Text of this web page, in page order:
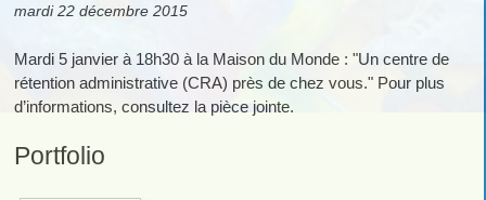
mardi 22 décembre 2015
Mardi 5 janvier à 18h30 à la Maison du Monde : "Un centre de
rétention administrative (CRA) près de chez vous." Pour plus
d’informations, consultez la pièce jointe.
Portfolio